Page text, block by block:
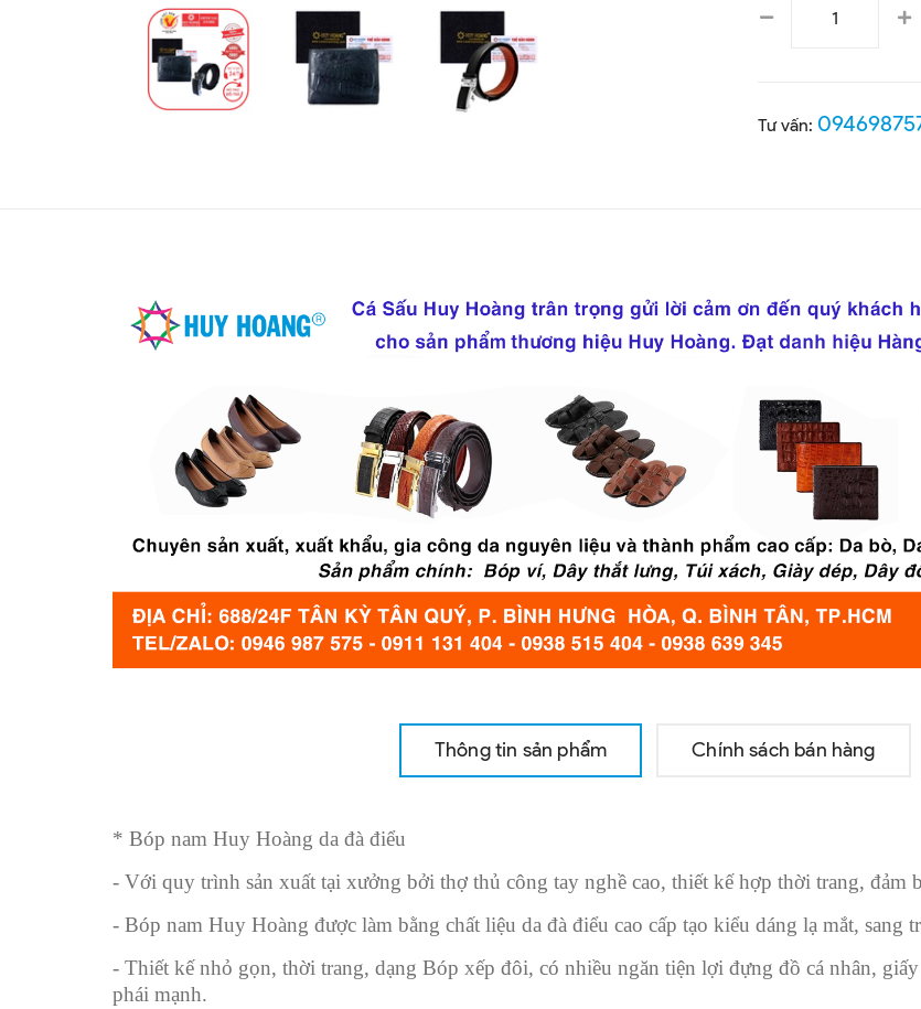
Tư vấn:
Thông tin sản phẩm Chính sách bán hàng
* Bóp nam Huy Hoàng da đà điểu
- Với quy trình sản xuất tại xưởng bởi thợ thủ công tay nghề cao, thiết kế hợp thời trang, đảm
- Bóp nam Huy Hoàng được làm bằng chất liệu da đà điểu cao cấp tạo kiểu dáng lạ mắt, sang
- Thiết kế nhỏ gọn, thời trang, dạng Bóp xếp đôi, có nhiều ngăn tiện lợi đựng đồ cá nhân,
phái mạnh.